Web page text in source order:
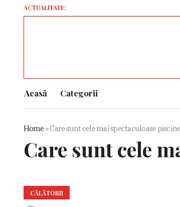
ACTUALITATE:
Acasă Categorii
Home »Care sunt cele mai spectaculoase
Care sunt cele
CĂLĂTORII